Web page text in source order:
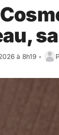
à 8h19 •